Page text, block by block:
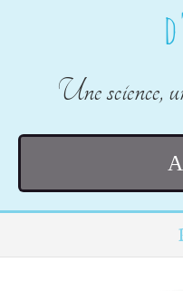
Une science,